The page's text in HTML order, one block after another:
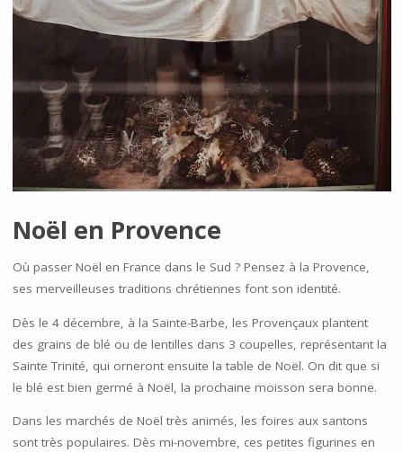
Noël en Provence
Où passer Noël en France dans le Sud ? Pensez à la Provence,
ses merveilleuses traditions chrétiennes font son identité.
Dès le 4 décembre, à la Sainte-Barbe, les Provençaux plantent
des grains de blé ou de lentilles dans 3 coupelles, représentant la
Sainte Trinité, qui orneront ensuite la table de Noël. On dit que si
le blé est bien germé à Noël, la prochaine moisson sera bonne.
Dans les marchés de Noël très animés, les foires aux santons
sont très populaires. Dès mi-novembre, ces petites figurines en